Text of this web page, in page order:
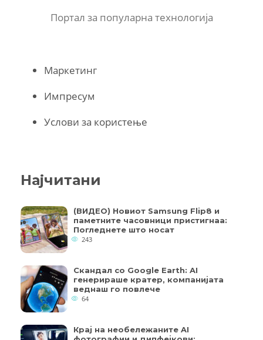
Портал за популарна технологија
Маркетинг
Импресум
Услови за користење
Најчитани
(ВИДЕО) Новиот Samsung Flip8 и
паметните часовници пристигнаа:
Погледнете што носат
243
Скандал со Google Earth: AI
генерираше кратер, компанијата
веднаш го повлече
64
Крај на необележаните AI